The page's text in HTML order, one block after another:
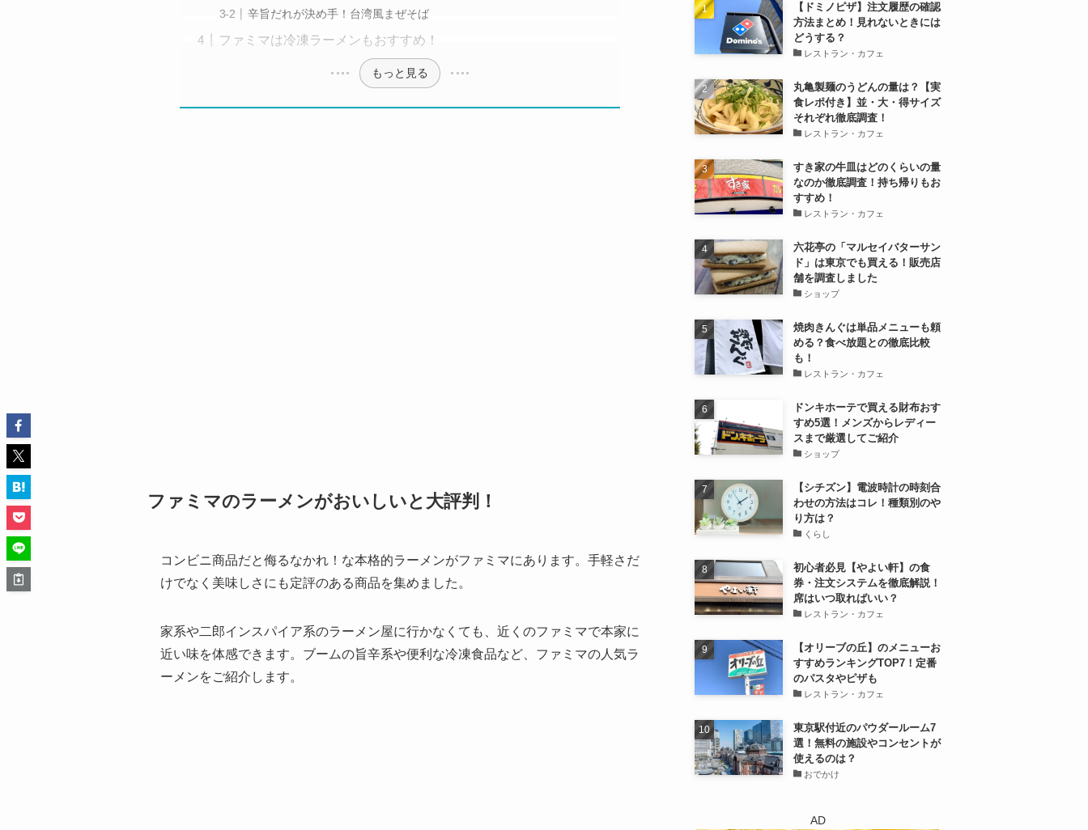
辛旨だれが決め手！台湾風まぜそば
ファミマは冷凍ラーメンもおすすめ！
もっと見る
ファミマのラーメンがおいしいと大評判！
コンビニ商品だと侮るなかれ！な本格的ラーメンがファミマにあります。手軽さだ
けでなく美味しさにも定評のある商品を集めました。
家系や二郎インスパイア系のラーメン屋に行かなくても、近くのファミマで本家に
近い味を体感できます。ブームの旨辛系や便利な冷凍食品など、ファミマの人気ラ
ーメンをご紹介します。
【ドミノピザ】注文履歴の確認
方法まとめ！見れないときには
どうする？
レストラン・カフェ
丸亀製麺のうどんの量は？【実
食レポ付き】並・大・得サイズ
それぞれ徹底調査！
レストラン・カフェ
すき家の牛皿はどのくらいの量
なのか徹底調査！持ち帰りもお
すすめ！
レストラン・カフェ
六花亭の「マルセイバターサン
ド」は東京でも買える！販売店
舗を調査しました
ショップ
焼肉きんぐは単品メニューも頼
める？食べ放題との徹底比較
も！
レストラン・カフェ
ドンキホーテで買える財布おす
すめ5選！メンズからレディー
スまで厳選してご紹介
ショップ
【シチズン】電波時計の時刻合
わせの方法はコレ！種類別のや
り方は？
くらし
初心者必見【やよい軒】の食
券・注文システムを徹底解説！
席はいつ取ればいい？
レストラン・カフェ
【オリーブの丘】のメニューお
すすめランキングTOP7！定番
のパスタやピザも
レストラン・カフェ
東京駅付近のパウダールーム7
選！無料の施設やコンセントが
使えるのは？
おでかけ
AD